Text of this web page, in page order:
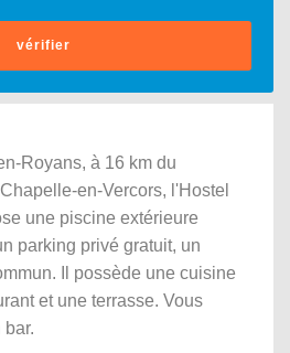
vérifier
Royans, à 16 km du
en-Vercors, l'Hostel
une piscine extérieure
parking privé gratuit, un
Il possède une cuisine
et une terrasse. Vous
bar.